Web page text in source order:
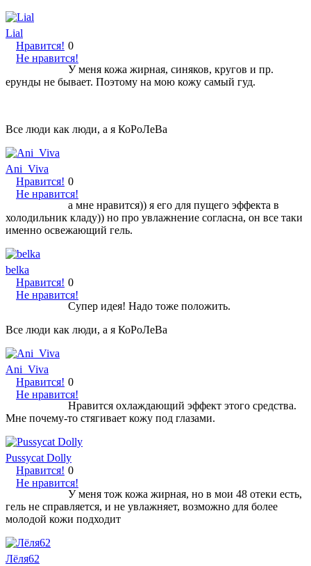
Lial
Нравится!
Не нравится!
0
У меня кожа жирная, синяков, кругов и пр.
ерунды не бывает. Поэтому на мою кожу самый гуд.
Все люди как люди, а я КоРоЛеВа
Ani_Viva
Нравится!
Не нравится!
0
а мне нравится)) я его для пущего эффекта в
холодильник кладу)) но про увлажнение согласна, он все таки
именно освежающий гель.
belka
Нравится!
Не нравится!
0
Супер идея! Надо тоже положить.
Все люди как люди, а я КоРоЛеВа
Ani_Viva
Нравится!
Не нравится!
0
Нравится охлаждающий эффект этого средства.
Мне почему-то стягивает кожу под глазами.
Pussycat Dolly
Нравится!
Не нравится!
0
У меня тож кожа жирная, но в мои 48 отеки есть,
гель не справляется, и не увлажняет, возможно для более
молодой кожи подходит
Лёля62